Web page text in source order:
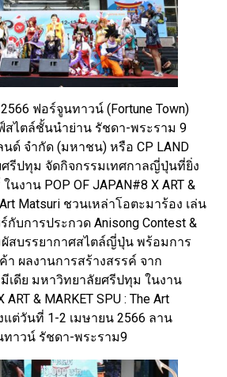
ฟอร์จูนทาวน์ (Fortune Town)
สไตล์ชั้นนำย่าน รัชดา-พระราม 9
ด์ จำกัด (มหาชน) หรือ CP LAND
รีปทุม จัดกิจกรรมเทศกาลญี่ปุ่นที่ยิ่ง
งาน POP OF JAPAN#8 X ART &
Art Matsuri ชวนเหล่าโอตะมาร้อง เล่น
กับการประกวด Anisong Contest &
ผัสบรรยากาศสไตล์ญี่ปุ่น พร้อมการ
ผลงานการสร้างสรรค์ จาก
ดีย มหาวิทยาลัยศรีปทุม ในงาน
ART & MARKET SPU : The Art
แต่วันที่ 1-2 เมษายน 2566 ลาน
าวน์ รัชดา-พระราม9